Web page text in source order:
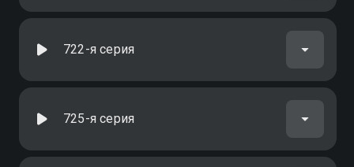
722-я серия
725-я серия